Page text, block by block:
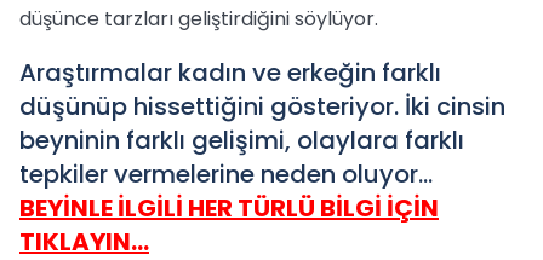
düşünce tarzları geliştirdiğini söylüyor.
Araştırmalar kadın ve erkeğin farklı
düşünüp hissettiğini gösteriyor. İki cinsin
beyninin farklı gelişimi, olaylara farklı
tepkiler vermelerine neden oluyor…
BEYİNLE İLGİLİ HER TÜRLÜ BİLGİ İÇİN
TIKLAYIN...